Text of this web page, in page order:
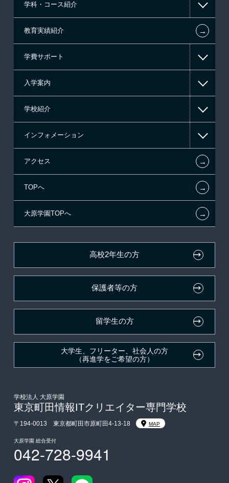
学科・コース紹介
情報IT系
ゲーム・CG系
東京経営大学 学士取得コース
教育実績紹介 ←
学費サポート
高等教育の修学支援新制度
日本学生支援機構の奨学金
国の教育ローン
提携教育ローン
新聞奨学生
試験による特待生制度
入学案内
一般入学
AO入学
指定校推薦入学
指定校自己推薦入学
特別推薦入学
生徒会活動推薦入学
在校生・卒業生紹介推薦入学
大学生・短期大学生特別入学
学費
東京経営大学への3年次編入学
入学前のお勧め学習システム
大学・短期大学・公務員併願制度
学校紹介
在校生からあなたへ
夢を叶えた先輩たち
施設・研修所
学生寮・マンションのご案内
大原学園グループ案内
インフォメーション
お知らせ・新着情報
在校生へのお知らせ
各種証明書の発行ご希望の方
採用ご担当の方
アクセス ←
TOPへ ←
大原学園TOPへ ←
高校2年生の方
保護者等の方
留学生の方
大学生、フリーター、社会人の方
（再進学をご希望の方）
学校法人 大原学園
東京町田情報ITクリエイター専門学校
〒194-0013 東京都町田市原町田4-13-18 MAP
大原学園 総合受付
042-728-9941